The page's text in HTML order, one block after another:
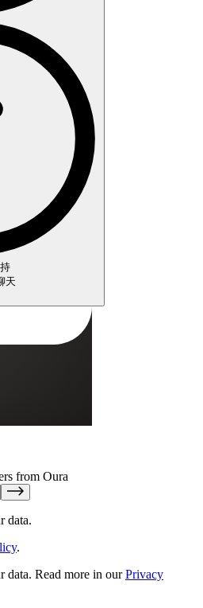
天
from Oura
data.
.
data. Read more in ourPrivacy